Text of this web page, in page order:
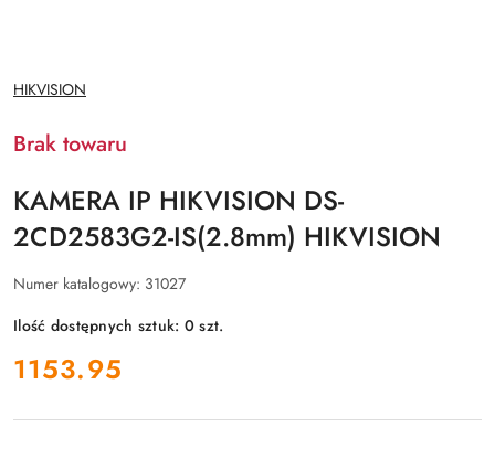
NAZWA
PRODUCENTA:
HIKVISION
Brak towaru
KAMERA IP HIKVISION DS-
2CD2583G2-IS(2.8mm) HIKVISION
Numer katalogowy: 31027
Ilość dostępnych sztuk: 0szt.
cena:
1153.95